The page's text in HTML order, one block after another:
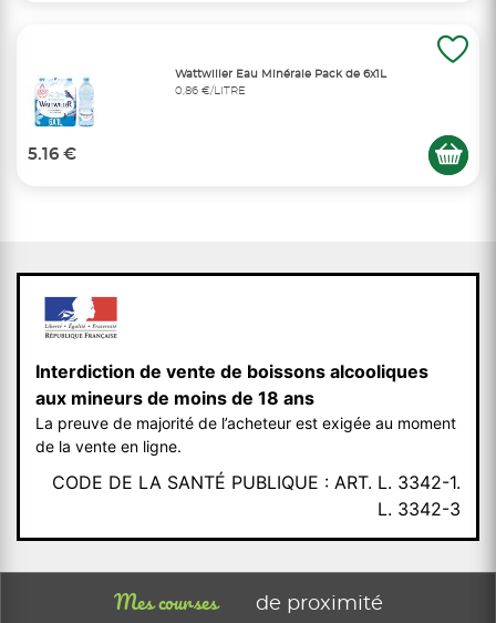
Wattwiller Eau Minérale Pack de 6x1L
0,86 €/LITRE
5.16 €
Interdiction de vente de boissons alcooliques
aux mineurs de moins de 18 ans
La preuve de majorité de l’acheteur est exigée au moment
de la vente en ligne.
CODE DE LA SANTÉ PUBLIQUE : ART. L. 3342-1.
L. 3342-3
Mes courses de proximité